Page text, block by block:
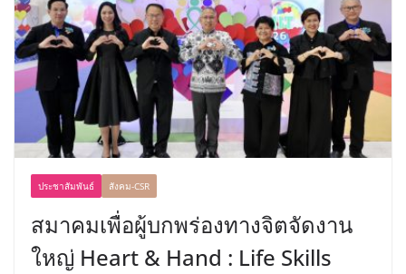
ประชาสัมพันธ์ สังคม-CSR
สมาคมเพื่อผู้บกพร่องทางจิตจัดงาน
ใหญ่ Heart & Hand : Life Skills